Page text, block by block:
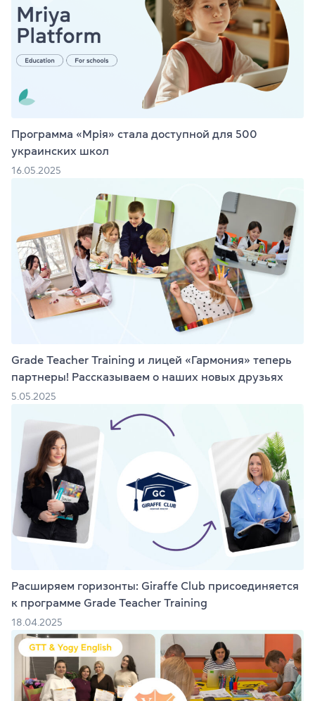
Программа «Мрія» стала доступной для 500
украинских школ
16.05.2025
Grade Teacher Training и лицей «Гармония» теперь
партнеры! Рассказываем о наших новых друзьях
5.05.2025
Расширяем горизонты: Giraffe Club присоединяется
к программе Grade Teacher Training
18.04.2025